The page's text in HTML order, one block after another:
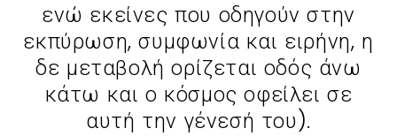
ενώ εκείνες που οδηγούν στην
εκπύρωση, συμφωνία και ειρήνη, η
δε μεταβολή ορίζεται οδός άνω
κάτω και ο κόσμος οφείλει σε
αυτή την γένεσή του).